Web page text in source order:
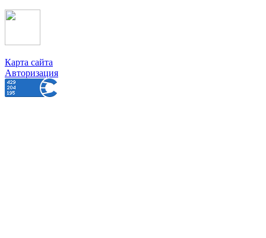
Карта сайта
Авторизация